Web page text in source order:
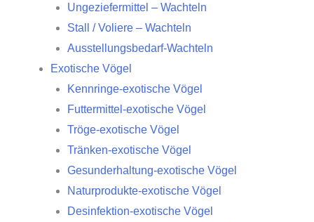
Ungeziefermittel – Wachteln
Stall / Voliere – Wachteln
Ausstellungsbedarf-Wachteln
Exotische Vögel
Kennringe-exotische Vögel
Futtermittel-exotische Vögel
Tröge-exotische Vögel
Tränken-exotische Vögel
Gesunderhaltung-exotische Vögel
Naturprodukte-exotische Vögel
Desinfektion-exotische Vögel